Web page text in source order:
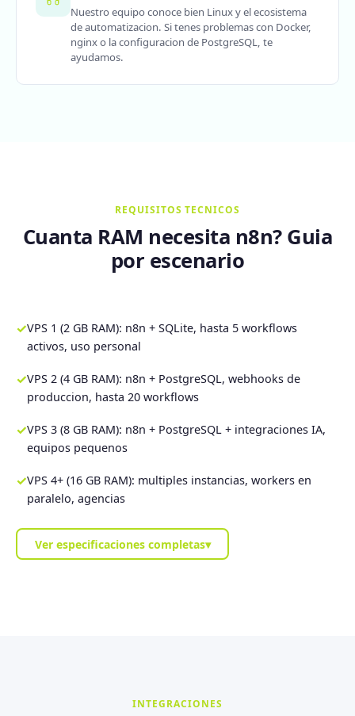
Nuestro equipo conoce bien Linux y el ecosistema
de automatizacion. Si tenes problemas con Docker,
nginx o la configuracion de PostgreSQL, te
ayudamos.
REQUISITOS TECNICOS
Cuanta RAM necesita n8n? Guia
por escenario
✓VPS 1 (2 GB RAM): n8n + SQLite, hasta 5 workflows
activos, uso personal
✓VPS 2 (4 GB RAM): n8n + PostgreSQL, webhooks de
produccion, hasta 20 workflows
✓VPS 3 (8 GB RAM): n8n + PostgreSQL + integraciones IA,
equipos pequenos
✓VPS 4+ (16 GB RAM): multiples instancias, workers en
paralelo, agencias
Ver especificaciones completas▾
INTEGRACIONES